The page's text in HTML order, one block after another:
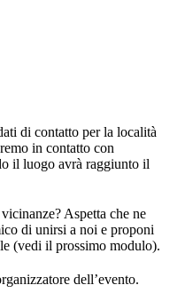
di contatto per la località
in contatto con
il luogo avrà raggiunto il
Aspetta che ne
di unirsi a noi e proponi
(vedi il prossimo modulo).
dell’evento.